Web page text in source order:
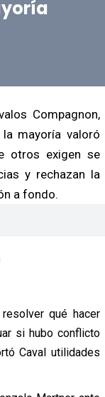
Compagnon,
mayoría valoró
otros exigen se
y rechazan la
a fondo.
qué hacer
si hubo conflicto
Caval utilidades